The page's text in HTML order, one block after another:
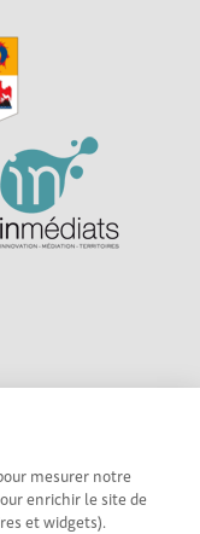
mesurer notre
enrichir le site de
et widgets).
est à
Provence-
en oeuvre pour